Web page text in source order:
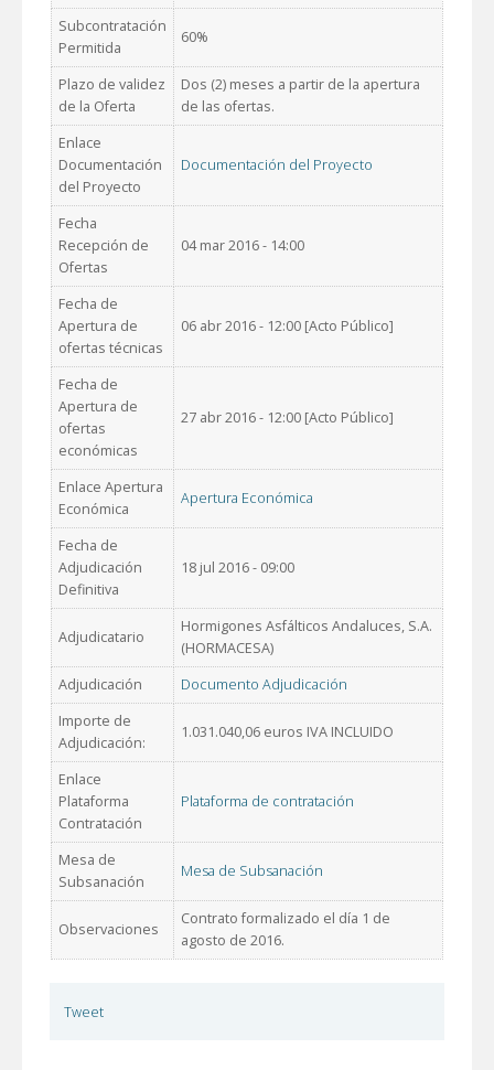
Subcontratación
Permitida
60%
Plazo de validez
de la Oferta
Dos (2) meses a partir de la apertura
de las ofertas.
Enlace
Documentación
del Proyecto
Documentación del Proyecto
Fecha
Recepción de
Ofertas
04 mar 2016 - 14:00
Fecha de
Apertura de
ofertas técnicas
06 abr 2016 - 12:00 [Acto Público]
Fecha de
Apertura de
ofertas
económicas
27 abr 2016 - 12:00 [Acto Público]
Enlace Apertura
Económica
Apertura Económica
Fecha de
Adjudicación
Definitiva
18 jul 2016 - 09:00
Adjudicatario
Hormigones Asfálticos Andaluces, S.A.
(HORMACESA)
Adjudicación
Documento Adjudicación
Importe de
Adjudicación:
1.031.040,06 euros IVA INCLUIDO
Enlace
Plataforma
Contratación
Plataforma de contratación
Mesa de
Subsanación
Mesa de Subsanación
Observaciones
Contrato formalizado el día 1 de
agosto de 2016.
Tweet